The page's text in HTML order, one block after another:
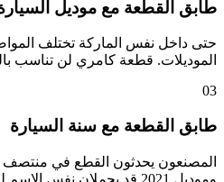
طابق القطعة مع موديل
حتى داخل نفس الماركة تختلف
الموديلات. قطعة كامري لن تناسب
03
طابق القطعة مع سنة السيارة
وموديل 2021 قد يحملان نفس الاسم لكن القطعة غير متوافقة.